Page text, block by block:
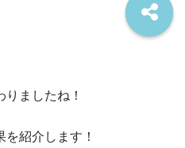
ましたね！
紹介します！